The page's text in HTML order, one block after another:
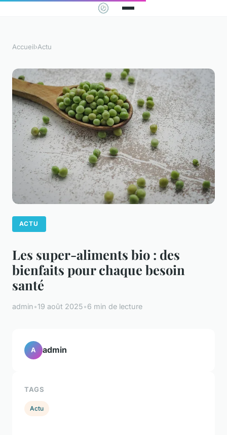
Accueil›Actu
ACTU
Les super-aliments bio : des
bienfaits pour chaque besoin
santé
admin•19 août 2025•6 min de lecture
A admin
TAGS
Actu